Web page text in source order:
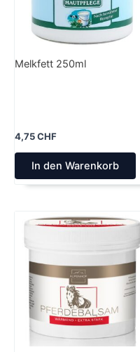
Melkfett 250ml
4,75CHF
In den Warenkorb